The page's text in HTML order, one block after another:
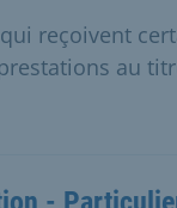
reçoivent
au